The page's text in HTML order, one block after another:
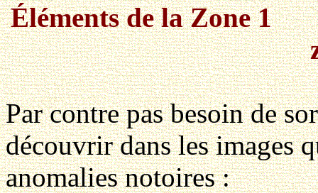
Éléments de la
Par contre pas besoin de
découvrir dans les images
anomalies notoires :